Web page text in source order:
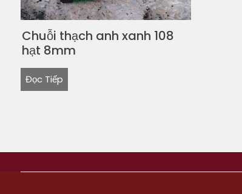
Chuỗi thạch anh xanh 108
hạt 8mm
Đọc Tiếp